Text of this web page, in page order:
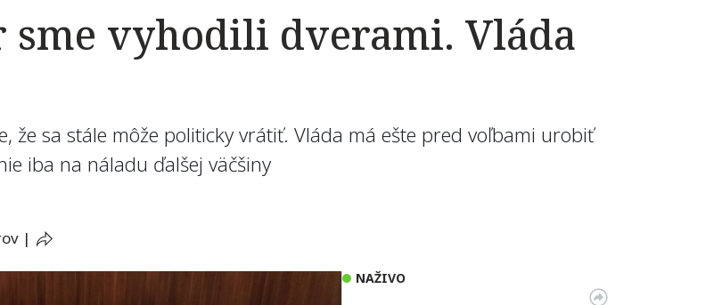
vyhodili dverami. Vláda
že sa stále môže politicky vrátiť. Vláda má ešte pred voľbami urobiť
iba na náladu ďalšej väčšiny
|
NAŽIVO